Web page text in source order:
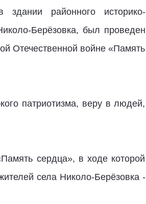
районного историко-
Берёзовка, был проведен
Отечественной войне «Память
патриотизма, веру в людей,
сердца», в ходе которой
села Николо-Берёзовка -